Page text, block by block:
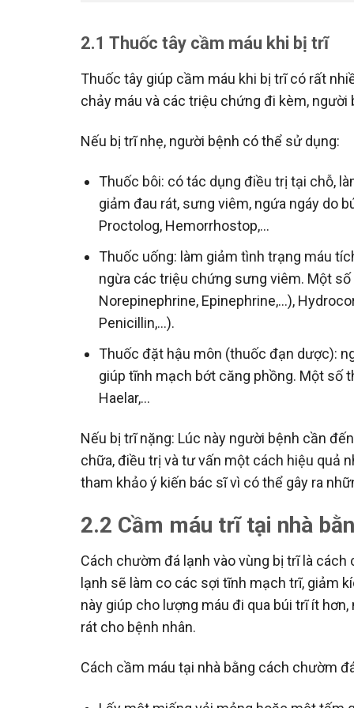
2.1 Thuốc tây cầm máu khi bị trĩ
Thuốc tây giúp cầm máu khi bị trĩ có rất
chảy máu và các triệu chứng đi kèm,
Nếu bị trĩ nhẹ, người bệnh có thể sử dụng:
Thuốc bôi: có tác dụng điều trị tại chỗ,
giảm đau rát, sưng viêm, ngứa ngáy do
Proctolog, Hemorrhostop,…
Thuốc uống: làm giảm tình trạng máu
ngừa các triệu chứng sưng viêm. Một
Norepinephrine, Epinephrine,…),
Penicillin,…).
Thuốc đặt hậu môn (thuốc đạn dược):
giúp tĩnh mạch bớt căng phồng. Một số
Haelar,…
Nếu bị trĩ nặng: Lúc này người bệnh cần
chữa, điều trị và tư vấn một cách hiệu quả
tham khảo ý kiến bác sĩ vì có thể gây ra
2.2 Cầm máu trĩ tại nhà
Cách chườm đá lạnh vào vùng bị trĩ là
lạnh sẽ làm co các sợi tĩnh mạch trĩ, giảm
này giúp cho lượng máu đi qua búi trĩ ít
rát cho bệnh nhân.
Cách cầm máu tại nhà bằng cách chườm